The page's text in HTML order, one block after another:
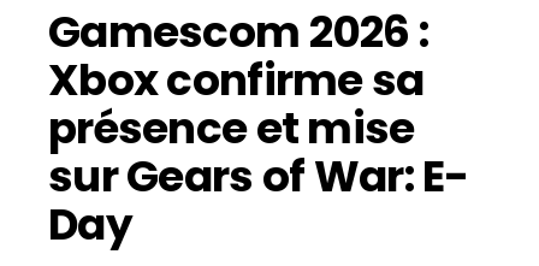
Gamescom 2026 :
Xbox confirme sa
présence et mise
sur Gears of War: E-
Day